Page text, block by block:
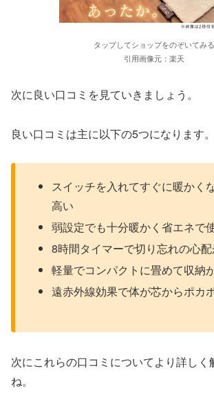
タップしてショップをのぞいてみる
引用画像元：楽天
次に良い口コミを見ていきましょう。
良い口コミは主に以下の5つになります。
スイッチを入れてすぐに暖かく
高い
弱設定でも十分暖かく省エネで
8時間タイマーで切り忘れの心
軽量でコンパクトに畳めて収納
遠赤外線効果で体が芯からポカ
次にこれらの口コミについてより詳しく
ね。